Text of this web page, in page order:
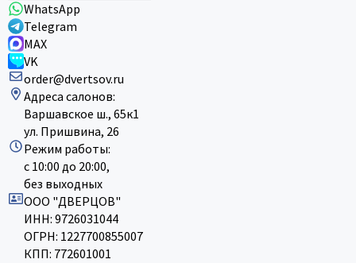
WhatsApp
Telegram
MAX
VK
order@dvertsov.ru
Адреса салонов:
Варшавское ш., 65к1
ул. Пришвина, 26
Режим работы:
с 10:00 до 20:00,
без выходных
ООО "ДВЕРЦОВ"
ИНН: 9726031044
ОГРН: 1227700855007
КПП: 772601001